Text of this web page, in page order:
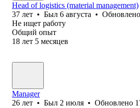
Head of logistics (material management)
37 лет • Был 6 августа • Обновлено
Не ищет работу
Общий опыт
18 лет 5 месяцев
Manager
26 лет • Был 2 июля • Обновлено